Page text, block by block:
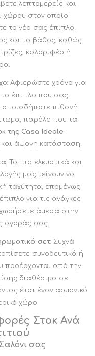
λεπτομερείς και
χώρου στον οποίο
το νέο σας έπιπλο.
και το βάθος, καθώς
καλοριφέρ ή
: Αφιερώστε χρόνο για
το έπιπλο που σας
οποιαδήποτε πιθανή
παρόλο που τα
της Casa Ideale
και άψογη κατάσταση.
: Τα πιο ελκυστικά και
μας τείνουν να
ταχύτητα, επομένως
για τις ανάγκες
άμεσα στην
αγοράς σας.
σετ: Συχνά
συνοδευτικά ή
προέρχονται από την
διαθέσιμα σε
έτσι έναν αρμονικό
χώρο.
Στοκ Ανά
σας